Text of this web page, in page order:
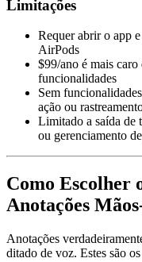
Limitações
Requer abrir o app
AirPods
$99/ano é mais
funcionalidades
Sem
ação ou
Limitado a saída de
ou gerenciamento
Como Escolher
Anotações
Anotações
ditado de voz. Estes são